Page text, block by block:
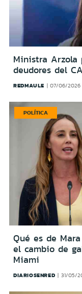
Ministra Arzola
deudores del
REDMAULE 07/06/2026
POLÍTICA
Qué es de
el cambio de
Miami
DIARIOSENRED 31/05/